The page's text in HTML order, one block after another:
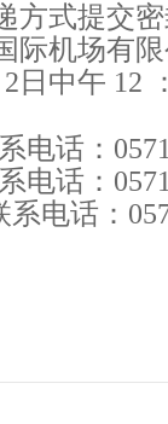
方式提交
际机场有
2 日中午 12
电话：
电话：
系电话：